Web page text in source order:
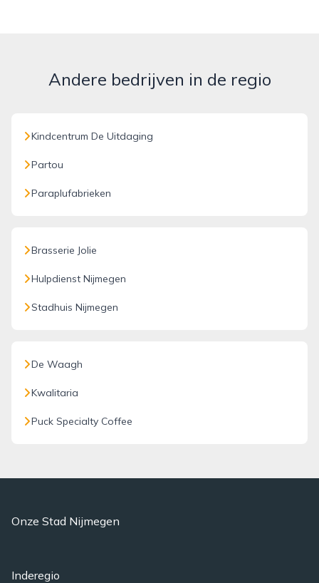
Andere bedrijven in de regio
Kindcentrum De Uitdaging
Partou
Paraplufabrieken
Brasserie Jolie
Hulpdienst Nijmegen
Stadhuis Nijmegen
De Waagh
Kwalitaria
Puck Specialty Coffee
Onze Stad Nijmegen
Inderegio